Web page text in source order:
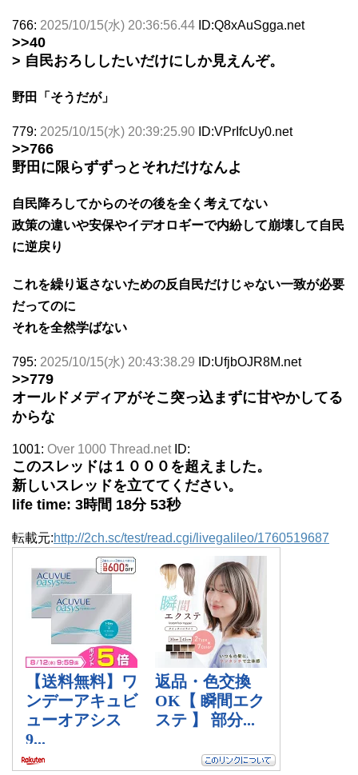
766: 2025/10/15(水) 20:36:56.44 ID:Q8xAuSgga.net
>>40
> 自民おろししたいだけにしか見えんぞ。
野田「そうだが」
779: 2025/10/15(水) 20:39:25.90 ID:VPrIfcUy0.net
>>766
野田に限らずずっとそれだけなんよ
自民降ろしてからのその後を全く考えてない
政策の違いや安保やイデオロギーで内紛して崩壊して自民
に逆戻り
これを繰り返さないための反自民だけじゃない一致が必要
だってのに
それを全然学ばない
795: 2025/10/15(水) 20:43:38.29 ID:UfjbOJR8M.net
>>779
オールドメディアがそこ突っ込まずに甘やかしてる
からな
1001: Over 1000 Thread.net ID:
このスレッドは１０００を超えました。
新しいスレッドを立ててください。
life time: 3時間 18分 53秒
転載元:http://2ch.sc/test/read.cgi/livegalileo/1760519687